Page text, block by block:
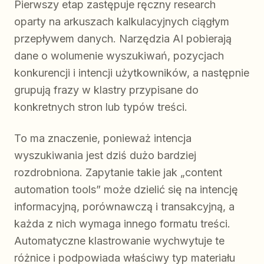
Pierwszy etap zastępuje ręczny research
oparty na arkuszach kalkulacyjnych ciągłym
przepływem danych. Narzędzia AI pobierają
dane o wolumenie wyszukiwań, pozycjach
konkurencji i intencji użytkowników, a następnie
grupują frazy w klastry przypisane do
konkretnych stron lub typów treści.
To ma znaczenie, ponieważ intencja
wyszukiwania jest dziś dużo bardziej
rozdrobniona. Zapytanie takie jak „content
automation tools” może dzielić się na intencję
informacyjną, porównawczą i transakcyjną, a
każda z nich wymaga innego formatu treści.
Automatyczne klastrowanie wychwytuje te
różnice i podpowiada właściwy typ materiału